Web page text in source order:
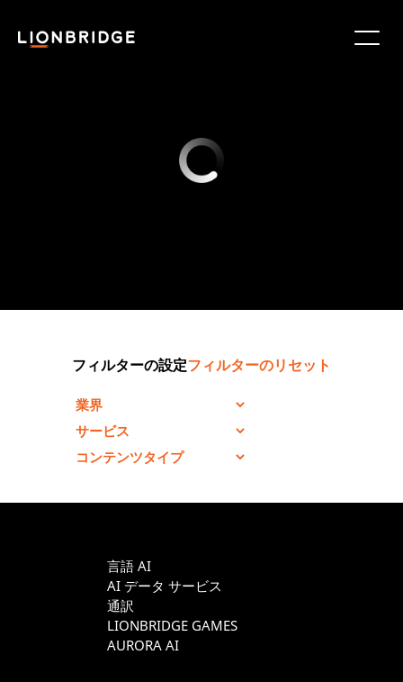
フィルターの設定フィルターのリセット
言語 AI
AI データ サービス
通訳
LIONBRIDGE GAMES
AURORA AI